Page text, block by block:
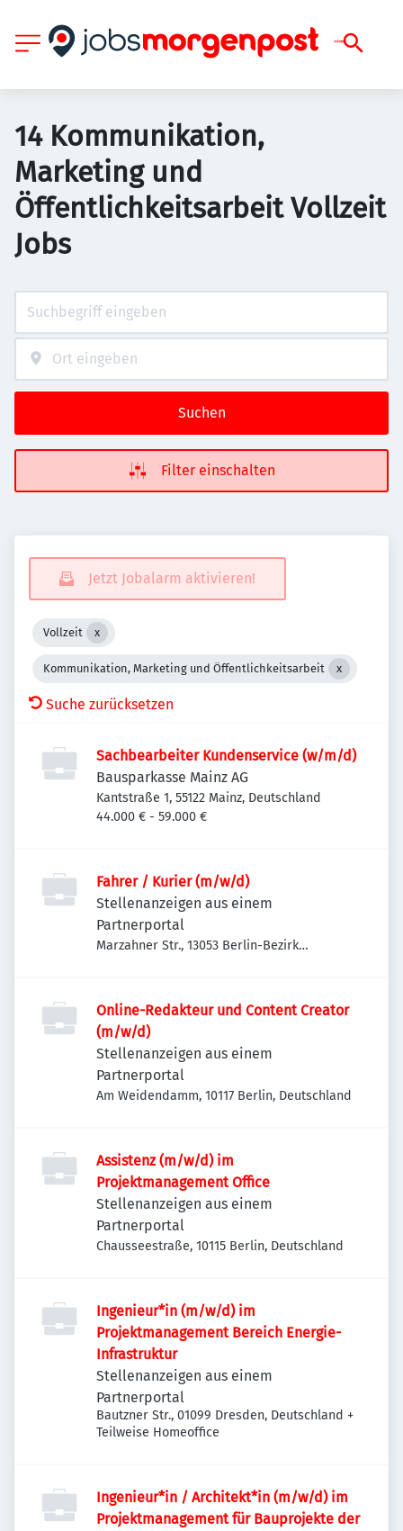
14 Kommunikation,
Marketing und
Öffentlichkeitsarbeit Vollzeit
Jobs
Suchen
Filter einschalten
Jetzt Jobalarm aktivieren!
Vollzeit
Kommunikation, Marketing und Öffentlichkeitsarbeit
Suche zurücksetzen
Sachbearbeiter Kundenservice (w/m/d)
Bausparkasse Mainz AG
Kantstraße 1, 55122 Mainz, Deutschland
44.000 € - 59.000 €
Fahrer / Kurier (m/w/d)
Stellenanzeigen aus einem
Partnerportal
Marzahner Str., 13053 Berlin-Bezirk
Online-Redakteur und Content Creator
(m/w/d)
Stellenanzeigen aus einem
Partnerportal
Am Weidendamm, 10117 Berlin, Deutschland
Assistenz (m/w/d) im
Projektmanagement Office
Stellenanzeigen aus einem
Partnerportal
Chausseestraße, 10115 Berlin, Deutschland
Ingenieur*in (m/w/d) im
Projektmanagement Bereich Energie-
Infrastruktur
Stellenanzeigen aus einem
Partnerportal
Bautzner Str., 01099 Dresden, Deutschland +
Teilweise Homeoffice
Ingenieur*in / Architekt*in (m/w/d) im
Projektmanagement für Bauprojekte der